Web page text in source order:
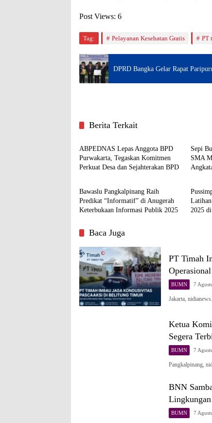
Post Views: 6
Tag: Pelayanan Kesehatan Gratis PT
DPRD Bangka Gelar Rapat
Berita Terkait
Daerah
ABPEDNAS Lepas Anggota BPD
Purwakarta, Tegaskan Komitmen
Perkuat Desa dan Sejahterakan BPD
Sepi
SMA
Bawaslu Pangkalpinang Raih
Predikat “Informatif” di Anugerah
Keterbukaan Informasi Publik 2025
Daerah
2025
Baca Juga
PT Timah
BUMN 7
Jakarta,
Ketua
Segera
BUMN 7
Pangkalpinang,
BNN
BUMN 7